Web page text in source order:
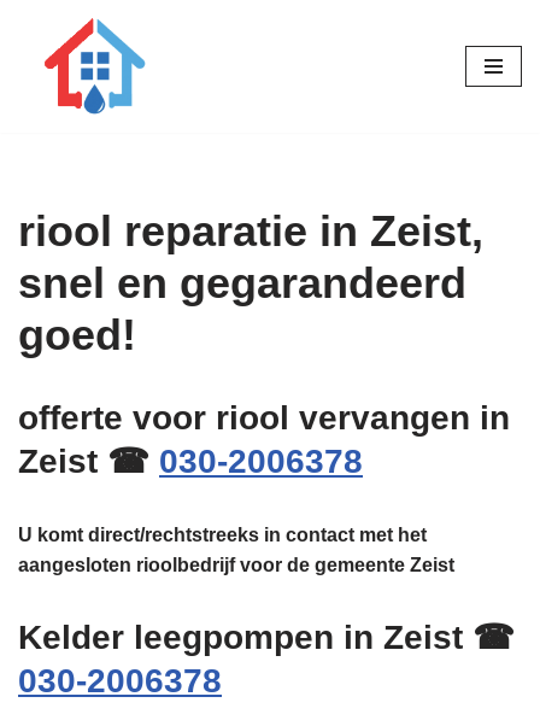
riool reparatie in Zeist,
snel en gegarandeerd
goed!
offerte voor riool vervangen in
Zeist ☎ 030-2006378
U komt direct/rechtstreeks in contact met het
aangesloten rioolbedrijf voor de gemeente Zeist
Kelder leegpompen in Zeist ☎
030-2006378